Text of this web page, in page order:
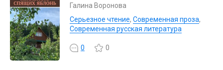
Галина Воронова
Серьезное чтение, Современная проза,
Современная русская литература
0 0